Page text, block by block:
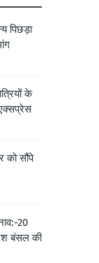
पिछड़ा
के
को सौंपे
20
बंसल की